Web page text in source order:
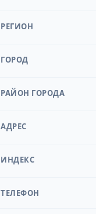
РЕГИОН
ГОРОД
РАЙОН ГОРОДА
АДРЕС
ИНДЕКС
ТЕЛЕФОН